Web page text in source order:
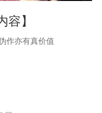
容】
作亦有真价值